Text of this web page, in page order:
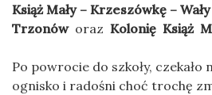
Książ Mały – Krzeszówkę –
Trzonów oraz Kolonię Książ
Po powrocie do szkoły, czekało
ognisko i radośni choć trochę